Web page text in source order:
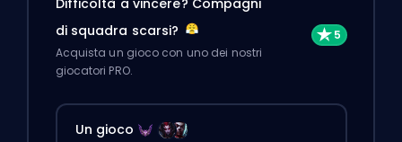
Difficoltà a vincere? Compagni
di squadra scarsi?
Acquista un gioco con uno dei nostri
giocatori PRO.
Un gioco